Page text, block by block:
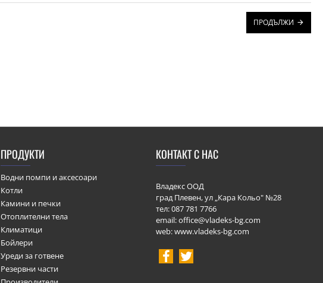
ПРОДЪЛЖИ
ПРОДУКТИ
Водни помпи и аксесоари
Котли
Камини и печки
Отоплителни тела
Климатици
Бойлери
Уреди за готвене
Резервни части
КОНТАКТ С НАС
Владекс ООД
град Плевен, ул „Кара Кольо" №28
тел:087 781 7766
email: office@vladeks-bg.com
web: www.vladeks-bg.com